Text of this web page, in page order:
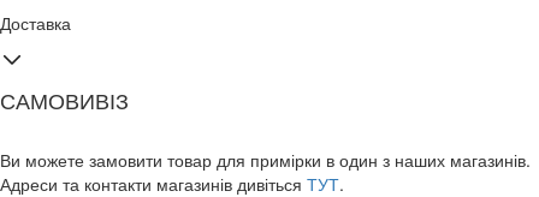
Доставка
САМОВИВІЗ
Ви можете замовити товар для примірки в один з наших магазинів.
Адреси та контакти магазинів дивіться ТУТ.